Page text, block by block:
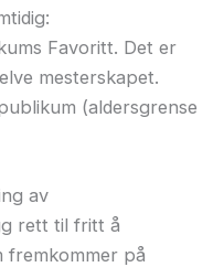
Favoritt. Det er
mesterskapet.
(aldersgrense
av
rett til fritt å
fremkommer på